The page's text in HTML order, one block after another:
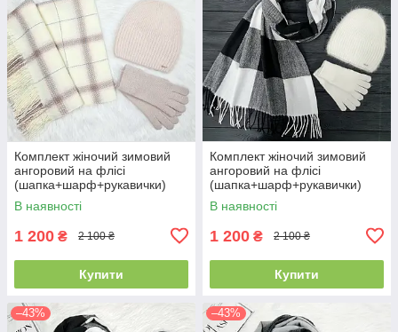
Комплект жіночий зимовий
ангоровий на флісі
(шапка+шарф+рукавички)
ODYSSEY 55-58 см
різнокольоровий 12824 -
В наявності
1 200 ₴ 2 100 ₴
Купити
Комплект жіночий зимовий
ангоровий на флісі
(шапка+шарф+рукавички)
ODYSSEY 55-58 см
різнокольоровий 12814 - 1119
В наявності
1 200 ₴ 2 100 ₴
Купити
–43% –43%